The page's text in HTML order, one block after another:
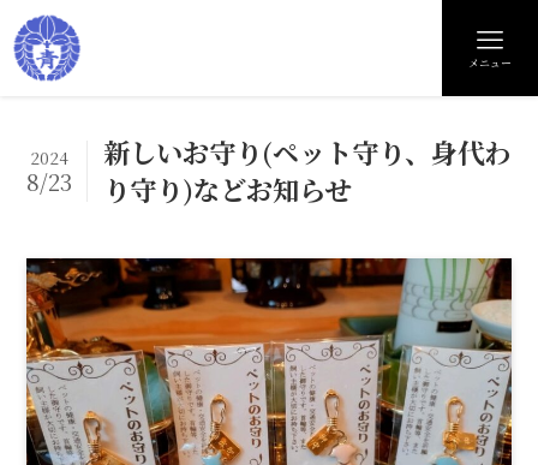
メニュー
新しいお守り(ペット守り、身代わ
り守り)などお知らせ
2024
8/23